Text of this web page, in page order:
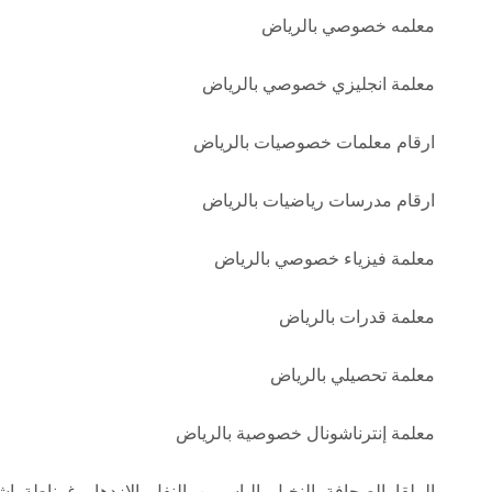
معلمه خصوصي بالرياض
معلمة انجليزي خصوصي بالرياض
ارقام معلمات خصوصيات بالرياض
ارقام مدرسات رياضيات بالرياض
معلمة فيزياء خصوصي بالرياض
معلمة قدرات بالرياض
معلمة تحصيلي بالرياض
معلمة إنترناشونال خصوصية بالرياض